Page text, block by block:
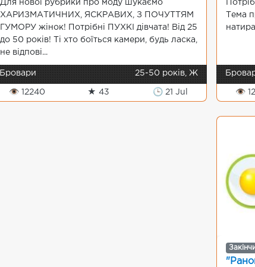
Для нової рубрики про моду шукаємо
ХАРИЗМАТИЧНИХ, ЯСКРАВИХ, З ПОЧУТТЯМ
ГУМОРУ жінок! Потрібні ПУХКІ дівчата! Від 25
до 50 років! Ті хто боїться камери, будь ласка,
не відпові...
Бровари 25-50 років, Ж
👁 12240 ★ 43 🕒 21 Jul
Тема
👁